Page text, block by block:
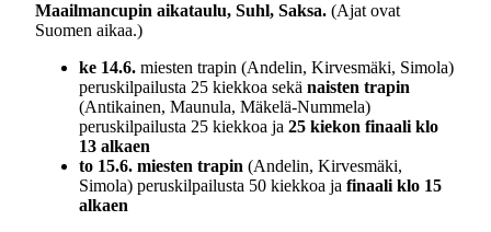
Maailmancupin aikataulu, Suhl, Saksa. (Ajat ovat
Suomen aikaa.)
ke 14.6. miesten trapin (Andelin, Kirvesmäki, Simola)
peruskilpailusta 25 kiekkoa sekä naisten trapin
(Antikainen, Maunula, Mäkelä-Nummela)
peruskilpailusta 25 kiekkoa ja 25 kiekon finaali klo
13 alkaen
to 15.6. miesten trapin (Andelin, Kirvesmäki,
Simola) peruskilpailusta 50 kiekkoa ja finaali klo 15
alkaen